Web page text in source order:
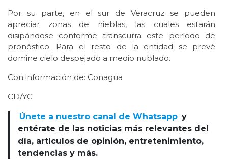
Por su parte, en el sur de Veracruz se pueden
apreciar zonas de nieblas, las cuales estarán
disipándose conforme transcurra este período de
pronóstico. Para el resto de la entidad se prevé
domine cielo despejado a medio nublado.
Con información de: Conagua
CD/YC
Únete a nuestro canal de Whatsapp y
entérate de las noticias más relevantes del
día, artículos de opinión, entretenimiento,
tendencias y más.